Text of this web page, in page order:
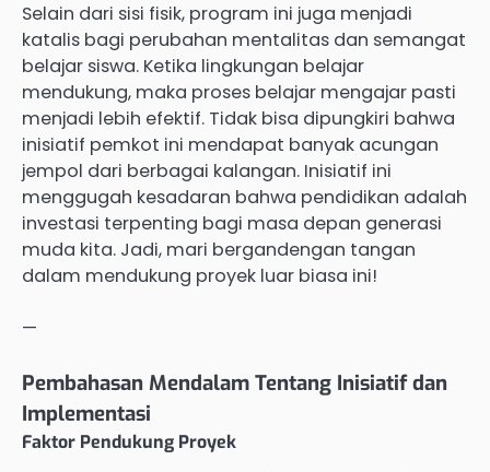
Selain dari sisi fisik, program ini juga menjadi
katalis bagi perubahan mentalitas dan semangat
belajar siswa. Ketika lingkungan belajar
mendukung, maka proses belajar mengajar pasti
menjadi lebih efektif. Tidak bisa dipungkiri bahwa
inisiatif pemkot ini mendapat banyak acungan
jempol dari berbagai kalangan. Inisiatif ini
menggugah kesadaran bahwa pendidikan adalah
investasi terpenting bagi masa depan generasi
muda kita. Jadi, mari bergandengan tangan
dalam mendukung proyek luar biasa ini!
—
Pembahasan Mendalam Tentang Inisiatif dan
Implementasi
Faktor Pendukung Proyek